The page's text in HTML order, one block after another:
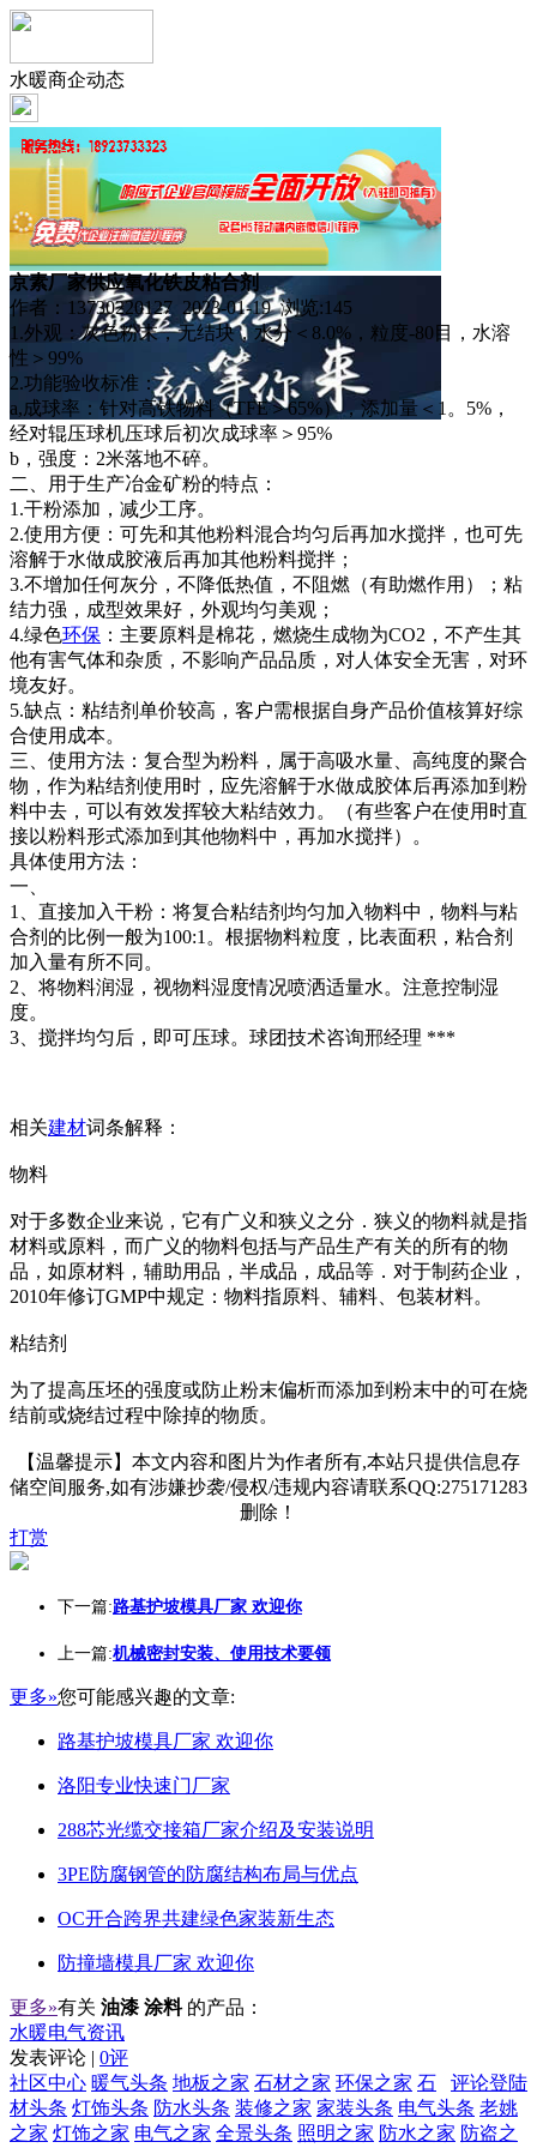
水暖商企动态
京素厂家供应氧化铁皮粘合剂
作者：13730220127 2023-01-19 浏览:145
1.外观：灰色粉末，无结块，水分＜8.0%，粒度-80目，水溶
性＞99%
2.功能验收标准：
a,成球率：针对高铁物料（TFE＞65%），添加量＜1。5%，
经对辊压球机压球后初次成球率＞95%
b，强度：2米落地不碎。
二、用于生产冶金矿粉的特点：
1.干粉添加，减少工序。
2.使用方便：可先和其他粉料混合均匀后再加水搅拌，也可先
溶解于水做成胶液后再加其他粉料搅拌；
3.不增加任何灰分，不降低热值，不阻燃（有助燃作用）；粘
结力强，成型效果好，外观均匀美观；
4.绿色环保 ：主要原料是棉花，燃烧生成物为CO2，不产生其
他有害气体和杂质，不影响产品品质，对人体安全无害，对环
境友好。
5.缺点：粘结剂单价较高，客户需根据自身产品价值核算好综
合使用成本。
三、使用方法：复合型为粉料，属于高吸水量、高纯度的聚合
物，作为粘结剂使用时，应先溶解于水做成胶体后再添加到粉
料中去，可以有效发挥较大粘结效力。（有些客户在使用时直
接以粉料形式添加到其他物料中，再加水搅拌）。
具体使用方法：
一、
1、直接加入干粉：将复合粘结剂均匀加入物料中，物料与粘
合剂的比例一般为100:1。根据物料粒度，比表面积，粘合剂
加入量有所不同。
2、将物料润湿，视物料湿度情况喷洒适量水。注意控制湿
度。
3、搅拌均匀后，即可压球。球团技术咨询邢经理 ***
相关建材词条解释：
物料
对于多数企业来说，它有广义和狭义之分．狭义的物料就是指
材料或原料，而广义的物料包括与产品生产有关的所有的物
品，如原材料，辅助用品，半成品，成品等．对于制药企业，
2010年修订GMP中规定：物料指原料、辅料、包装材料。
粘结剂
为了提高压坯的强度或防止粉末偏析而添加到粉末中的可在烧
结前或烧结过程中除掉的物质。
【温馨提示】本文内容和图片为作者所有,本站只提供信息存
储空间服务,如有涉嫌抄袭/侵权/违规内容请联系QQ:275171283
删除！
打赏
下一篇:路基护坡模具厂家 欢迎你
上一篇:机械密封安装、使用技术要领
更多»您可能感兴趣的文章:
路基护坡模具厂家 欢迎你
洛阳专业快速门厂家
288芯光缆交接箱厂家介绍及安装说明
3PE防腐钢管的防腐结构布局与优点
OC开合跨界共建绿色家装新生态
防撞墙模具厂家 欢迎你
更多»有关 油漆 涂料 的产品：
水暖电气资讯
发表评论 | 0评
评论登陆
社区中心 暖气头条 地板之家 石材之家 环保之家 石
材头条 灯饰头条 防水头条 装修之家 家装头条 电气头条 老姚
之家 灯饰之家 电气之家 全景头条 照明之家 防水之家 防盗之